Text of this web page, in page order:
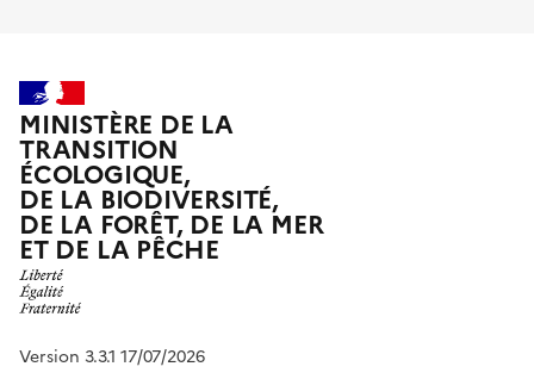
MINISTÈRE DE LA
TRANSITION
ÉCOLOGIQUE,
DE LA BIODIVERSITÉ,
DE LA FORÊT, DE LA MER
ET DE LA PÊCHE
Version 3.3.1 17/07/2026